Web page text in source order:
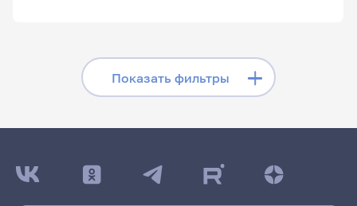
Показать фильтры
Скрыть фильтры
Поиск по рубрикам